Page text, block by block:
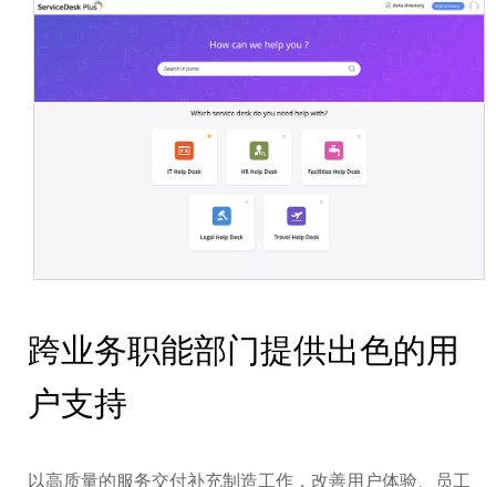
跨业务职能部门提供出色的用
户支持
以高质量的服务交付补充制造工作，改善用户体验、员工